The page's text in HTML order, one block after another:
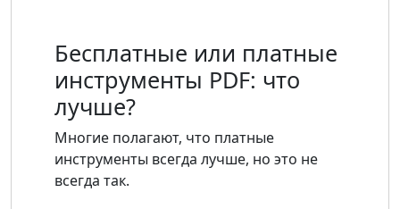
Бесплатные или платные
инструменты PDF: что
лучше?
Многие полагают, что платные
инструменты всегда лучше, но это не
всегда так.